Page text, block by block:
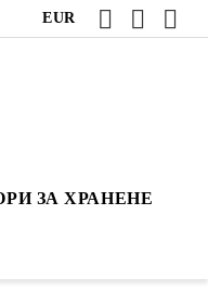
EUR
ЗА ХРАНЕНЕ